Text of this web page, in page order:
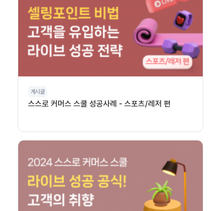
게시글
스스로 커머스 스쿨 성공사례 - 스포츠/레저 편